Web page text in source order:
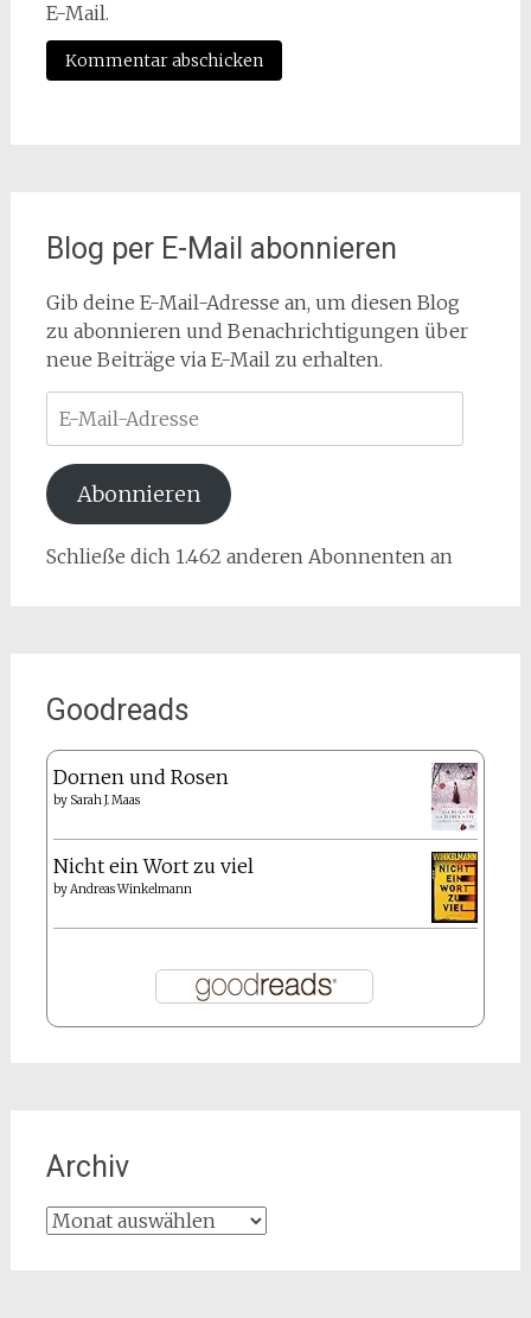
E-Mail.
Blog per E-Mail abonnieren
Gib deine E-Mail-Adresse an, um diesen Blog
zu abonnieren und Benachrichtigungen über
neue Beiträge via E-Mail zu erhalten.
Mail-
Adresse
Abonnieren
Schließe dich 1.462 anderen Abonnenten an
Goodreads
Dornen und Rosen
by Sarah J. Maas
Nicht ein Wort zu viel
byAndreas Winkelmann
Archiv
Archiv